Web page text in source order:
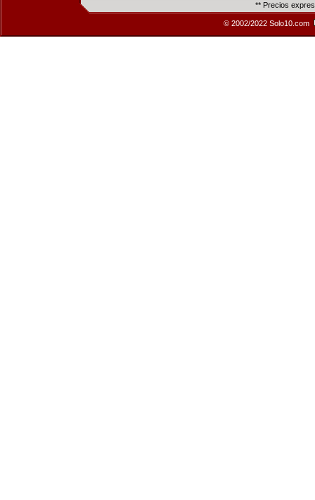
** Precios
© 2002/2022 Solo10.com